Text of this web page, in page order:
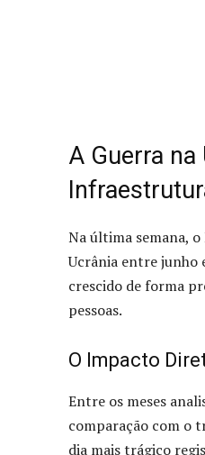
A Guerra
Na última semana,
Ucrânia entre junho
crescido de forma
pessoas.
O Impacto
Entre os meses
comparação com o
dia mais trágico